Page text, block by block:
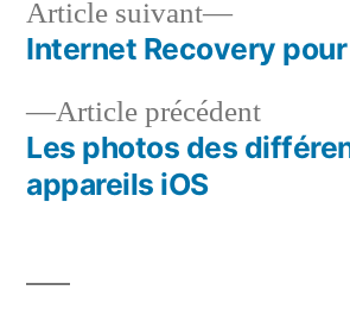
Navigation
de
l’article
Article précédentArticle
Les photos des
appareils iOS
Article suivant
Article
suivant :
Internet Recovery